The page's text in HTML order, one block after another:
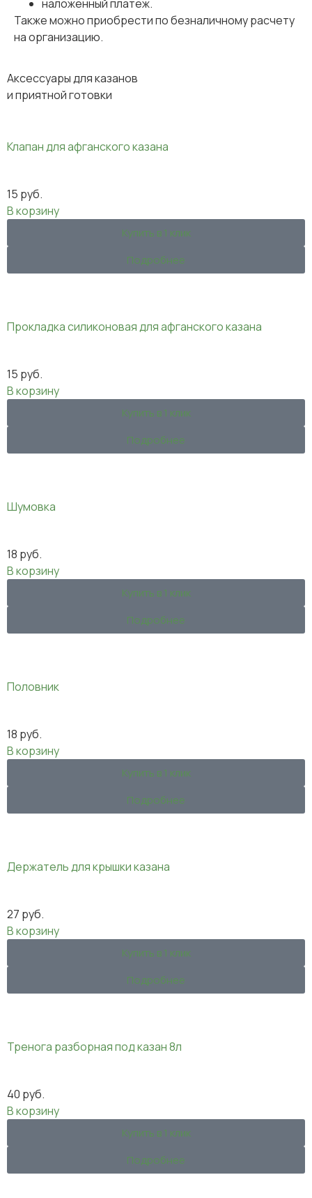
наложенный платеж.
Также можно приобрести по безналичному расчету
на организацию.
Аксессуары для казанов
и приятной готовки
Клапан для афганского казана
15 руб.
В корзину
Купить в 1 клик
Подробнее
Прокладка силиконовая для афганского казана
15 руб.
В корзину
Купить в 1 клик
Подробнее
Шумовка
18 руб.
В корзину
Купить в 1 клик
Подробнее
Половник
18 руб.
В корзину
Купить в 1 клик
Подробнее
Держатель для крышки казана
27 руб.
В корзину
Купить в 1 клик
Подробнее
Тренога разборная под казан 8л
40 руб.
В корзину
Купить в 1 клик
Подробнее